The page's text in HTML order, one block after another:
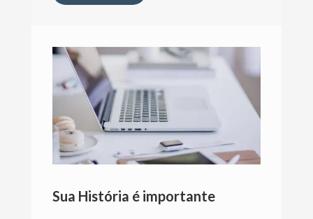
Sua História é importante